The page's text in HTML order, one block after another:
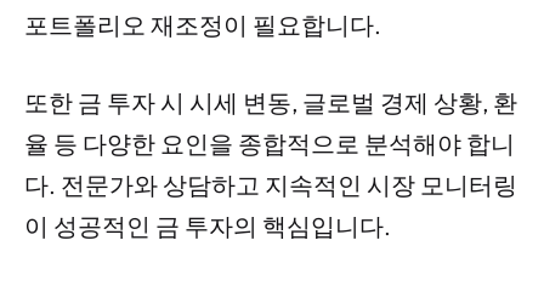
포트폴리오 재조정이 필요합니다.
또한 금 투자 시 시세 변동, 글로벌 경제 상황, 환
율 등 다양한 요인을 종합적으로 분석해야 합니
다. 전문가와 상담하고 지속적인 시장 모니터링
이 성공적인 금 투자의 핵심입니다.